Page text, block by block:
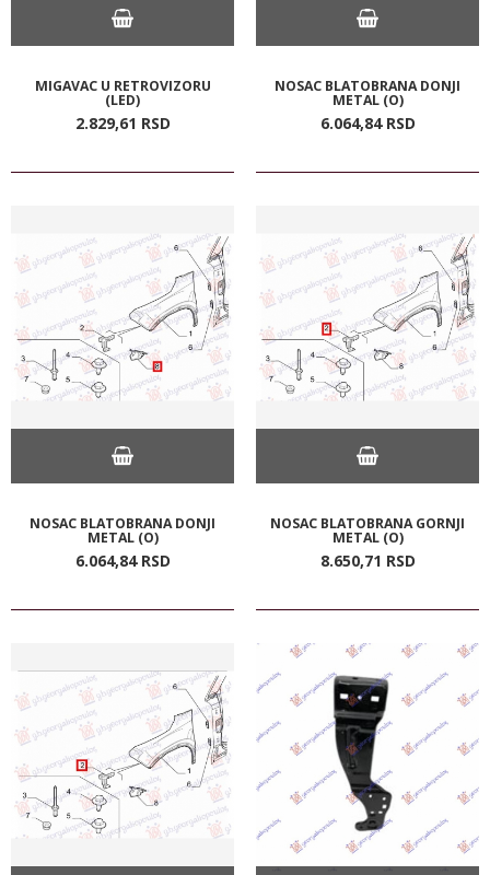
MIGAVAC U RETROVIZORU
(LED)
2.829,61 RSD
NOSAC BLATOBRANA DONJI
METAL (O)
6.064,84 RSD
NOSAC BLATOBRANA DONJI
METAL (O)
6.064,84 RSD
NOSAC BLATOBRANA GORNJI
METAL (O)
8.650,71 RSD